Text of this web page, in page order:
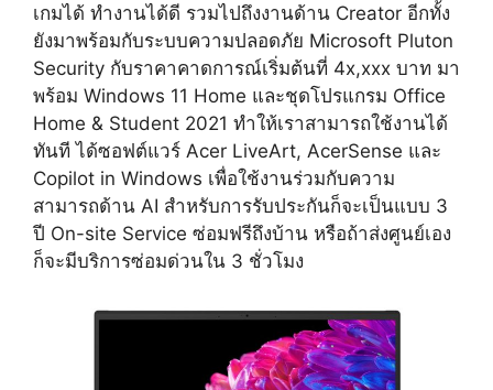
เกมได้ ทำงานได้ดี รวมไปถึงงานด้าน Creator อีกทั้ง
ยังมาพร้อมกับระบบความปลอดภัย Microsoft Pluton
Security กับราคาคาดการณ์เริ่มต้นที่ 4x,xxx บาท มา
พร้อม Windows 11 Home และชุดโปรแกรม Office
Home & Student 2021 ทำให้เราสามารถใช้งานได้
ทันที ได้ซอฟต์แวร์ Acer LiveArt, AcerSense และ
Copilot in Windows เพื่อใช้งานร่วมกับความ
สามารถด้าน AI สำหรับการรับประกันก็จะเป็นแบบ 3
ปี On-site Service ซ่อมฟรีถึงบ้าน หรือถ้าส่งศูนย์เอง
ก็จะมีบริการซ่อมด่วนใน 3 ชั่วโมง